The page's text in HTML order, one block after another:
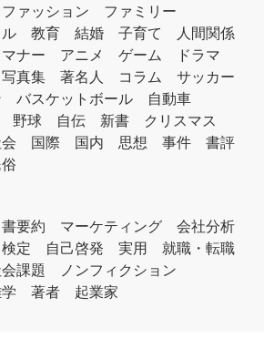
ファッション
ファミリー
教育 結婚 子育て
人間関係
ナー アニメ ゲーム
ドラマ
写真集 著名人 コラム
サッカー
バスケットボール
自動車
野球 自伝 新書
クリスマス
国際 国内 思想 事件
書評
要約 マーケティング
会社分析
定 自己啓発 実用
就職・転職
課題
ノンフィクション
著者 起業家